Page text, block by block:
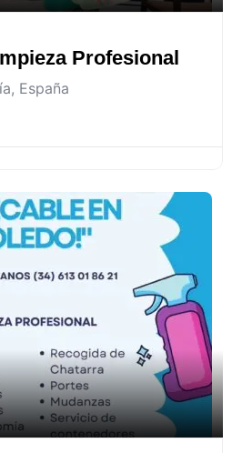
Profesional
, España